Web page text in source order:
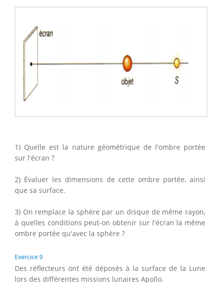
1) Quelle est la nature géométrique de l'ombre portée
sur l'écran ?
2) Évaluer les dimensions de cette ombre portée, ainsi
que sa surface.
3) On remplace la sphère par un disque de même rayon,
à quelles conditions peut-on obtenir sur l'écran la même
ombre portée qu'avec la sphère ?
Exercice 9
Des réflecteurs ont été déposés à la surface de la Lune
lors des différentes missions lunaires Apollo.